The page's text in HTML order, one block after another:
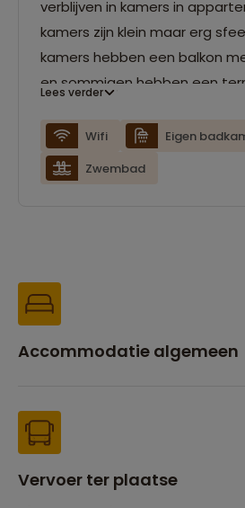
verblijven in kamers in
kamers zijn klein maar erg
kamers hebben een balkon
en sommigen hebben een
een hangmat of op een
zwembad, neem een duik of
spelletje. Van zulke
lekker zitten in de
het adembenemende uitzicht.
Lees verder
Wifi
Eigen
Zwembad
Accommodatie algemeen
Vervoer ter plaatse